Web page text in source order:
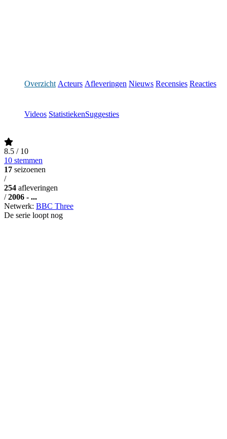
Overzicht Acteurs Afleveringen Nieuws Recensies Reacties
Videos StatistiekenSuggesties
8.5 / 10
10 stemmen
17 seizoenen
/
254 afleveringen
/ 2006 - ...
Netwerk: BBC Three
De serie loopt nog